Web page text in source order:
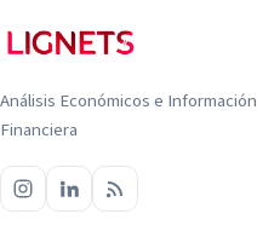
Análisis Económicos e Información
Financiera